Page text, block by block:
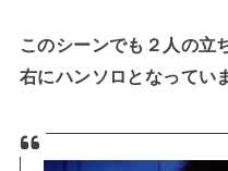
このシーンでも２人の立
右にハンソロとなってい